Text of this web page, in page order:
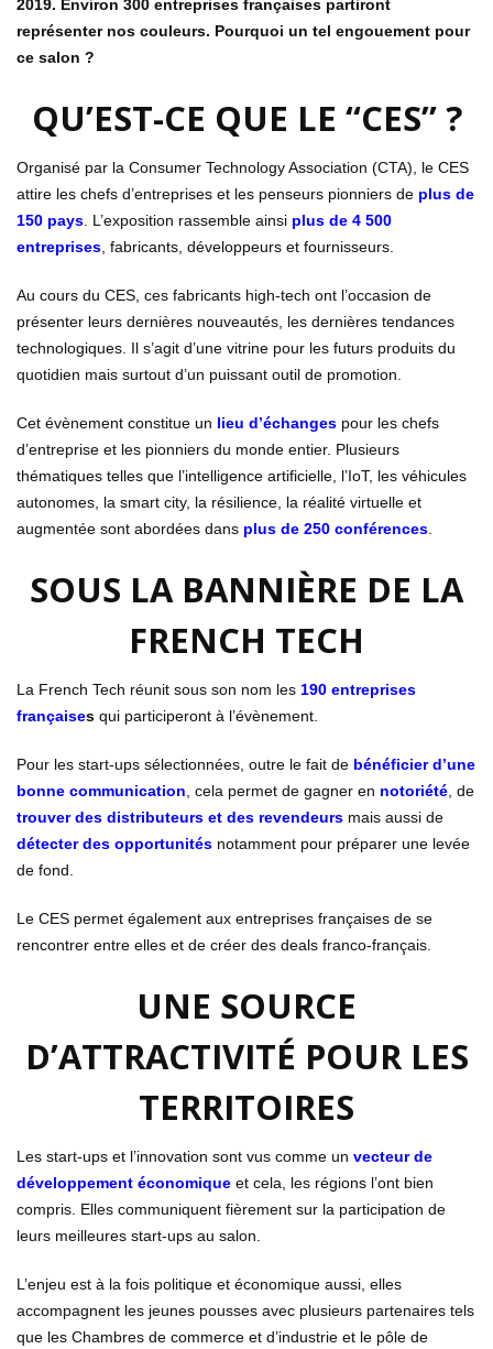
2019. Environ 300 entreprises françaises partiront
représenter nos couleurs. Pourquoi un tel engouement pour
ce salon ?
QU’EST-CE QUE LE “CES” ?
Organisé par la Consumer Technology Association (CTA), le CES
attire les chefs d’entreprises et les penseurs pionniers de plus de
150 pays. L’exposition rassemble ainsi plus de 4 500
entreprises, fabricants, développeurs et fournisseurs.
Au cours du CES, ces fabricants high-tech ont l’occasion de
présenter leurs dernières nouveautés, les dernières tendances
technologiques. Il s’agit d’une vitrine pour les futurs produits du
quotidien mais surtout d’un puissant outil de promotion.
Cet évènement constitue un lieu d’échanges pour les chefs
d’entreprise et les pionniers du monde entier. Plusieurs
thématiques telles que l’intelligence artificielle, l’IoT, les véhicules
autonomes, la smart city, la résilience, la réalité virtuelle et
augmentée sont abordées dans plus de 250 conférences.
SOUS LA BANNIÈRE DE LA
FRENCH TECH
La French Tech réunit sous son nom les 190 entreprises
françaises qui participeront à l’évènement.
Pour les start-ups sélectionnées, outre le fait de bénéficier d’une
bonne communication, cela permet de gagner en notoriété, de
trouver des distributeurs et des revendeurs mais aussi de
détecter des opportunités notamment pour préparer une levée
de fond.
Le CES permet également aux entreprises françaises de se
rencontrer entre elles et de créer des deals franco-français.
UNE SOURCE
D’ATTRACTIVITÉ POUR LES
TERRITOIRES
Les start-ups et l’innovation sont vus comme un vecteur de
développement économique et cela, les régions l’ont bien
compris. Elles communiquent fièrement sur la participation de
leurs meilleures start-ups au salon.
L’enjeu est à la fois politique et économique aussi, elles
accompagnent les jeunes pousses avec plusieurs partenaires tels
que les Chambres de commerce et d’industrie et le pôle de